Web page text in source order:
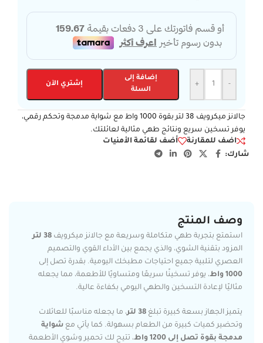
-
+
إضافة إلى
السلة
إشتري الآن
جالانز ميكرويف 38 لتر بقوة 1000 واط مع شواية مدمجة وتحكم رقمي،
يوفر تسخين سريع ونتائج طهي مثالية لعائلتك.
اضف للمقارنة
أضف لقائمة الأمنيات
شارك:
وصف المنتج
استمتع بتجربة طهي متكاملة وسريعة مع جالانز ميكرويف
المزود بتقنية الشوي، والذي يجمع بين الأداء القوي والتصميم
العصري لتلبية جميع احتياجات مطبخك اليومية. بقدرة تصل إلى
1000 واط
، يوفر تسخينًا سريعًا ومتساويًا للأطعمة، مما يجعله
مثاليًا لإعادة التسخين والطهي اليومي بكفاءة عالية.
يتميز الجهاز بسعة كبيرة تبلغ 38 لتر
، ما يجعله مناسبًا للعائلات
وتحضير كميات كبيرة من الطعام بسهولة. كما يأتي مع شواية
مدمجة بقوة تصل إلى 1200 واط
، تتيح لك تحمير وشوي الأطعمة